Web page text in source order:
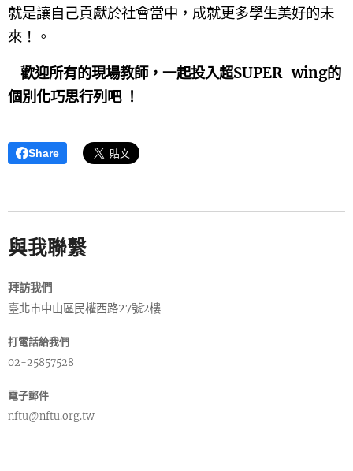
就是讓自己貢獻於社會當中，成就更多學生美好的未
來！ 。
歡迎所有的現場教師，一起投入超SUPER wing的
個別化巧思行列吧 ！
Share
與我聯繫
拜訪我們
臺北市中山區民權西路27號2樓
打電話給我們
02-25857528
電子郵件
nftu@nftu.org.tw